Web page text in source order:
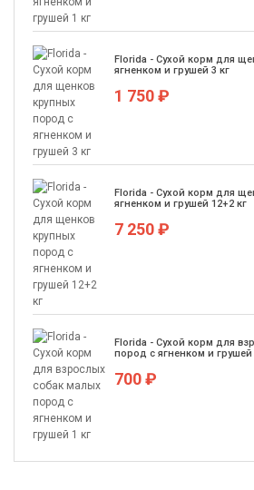
Florida - Сухой корм для
ягненком и грушей 3 кг
1 750 ₽
Florida - Сухой корм для
ягненком и грушей 12+2 кг
7 250 ₽
Florida - Сухой корм для
пород с ягненком и грушей
700 ₽